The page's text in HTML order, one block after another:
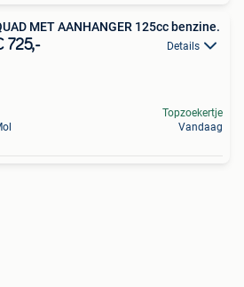
MET AANHANGER 125cc benzine.
725,- Details
Topzoekertje
Vandaag